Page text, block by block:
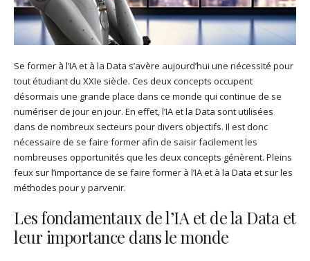
Se former à l’IA et à la Data s’avère aujourd’hui une nécessité pour
tout étudiant du XXIe siècle. Ces deux concepts occupent
désormais une grande place dans ce monde qui continue de se
numériser de jour en jour. En effet, l’IA et la Data sont utilisées
dans de nombreux secteurs pour divers objectifs. Il est donc
nécessaire de se faire former afin de saisir facilement les
nombreuses opportunités que les deux concepts génèrent. Pleins
feux sur l’importance de se faire former à l’IA et à la Data et sur les
méthodes pour y parvenir.
Les fondamentaux de l’IA et de la Data et
leur importance dans le monde